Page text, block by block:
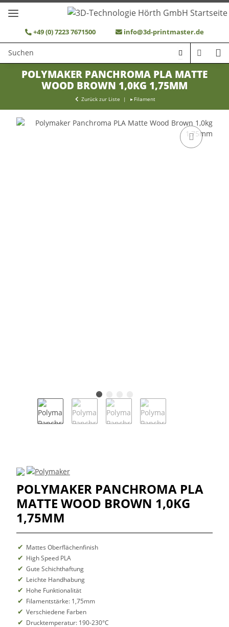
+49 (0) 7223 7671500 info@3d-printmaster.de
POLYMAKER PANCHROMA PLA MATTE
WOOD BROWN 1,0KG 1,75MM
Zurück zur Liste Filament
POLYMAKER PANCHROMA PLA
MATTE WOOD BROWN 1,0KG
1,75MM
Mattes Oberflächenfinish
High Speed PLA
Gute Schichthaftung
Leichte Handhabung
Hohe Funktionalität
Filamentstärke: 1,75mm
Verschiedene Farben
Drucktemperatur: 190-230°C